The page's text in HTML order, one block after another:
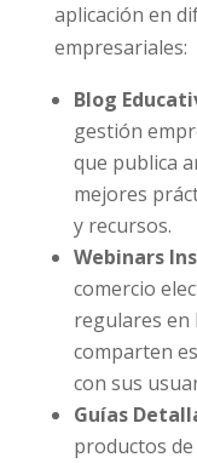
aplicación en
empresariales:
Blog
gestión
que publica
mejores
y recursos.
Webinars
comercio
regulares en
comparten
con sus
Guías
productos